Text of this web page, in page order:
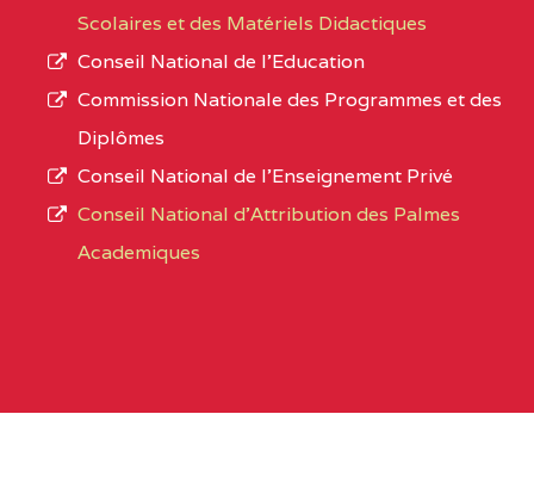
Scolaires et des Matériels Didactiques
Conseil National de l’Education
Commission Nationale des Programmes et des
Diplômes
Conseil National de l’Enseignement Privé
Conseil National d'Attribution des Palmes
Academiques